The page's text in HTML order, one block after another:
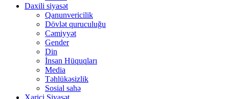
Daxili siyasət
Qanunvericilik
Dövlət quruculuğu
Cəmiyyət
Gender
Din
İnsan Hüquqları
Media
Təhlükəsizlik
Sosial sahə
Xarici Siyasət